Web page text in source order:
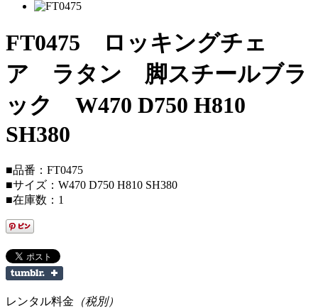
FT0475 ロッキングチェ
ア ラタン 脚スチールブラ
ック W470 D750 H810
SH380
■品番：FT0475
■サイズ：W470 D750 H810 SH380
■在庫数：1
レンタル料金 （税別）